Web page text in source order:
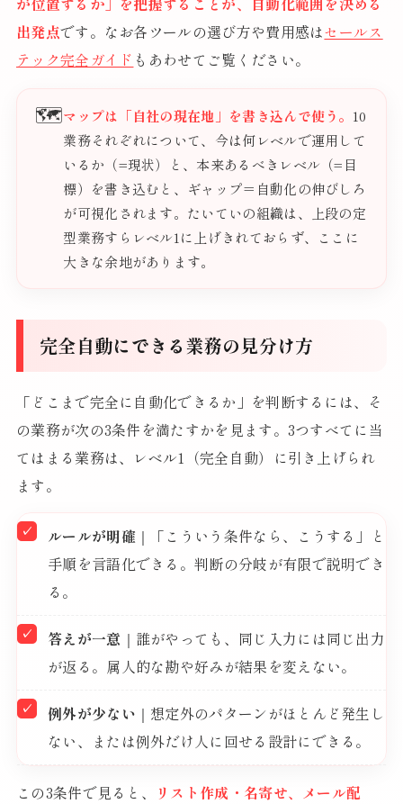
出発点です。なお各ツールの選び方や費用感はセールス
テック完全ガイド もあわせてご覧ください。
🗺️マップは「自社の現在地」を書き込んで使う。 10
業務それぞれについて、今は何レベルで運用して
いるか（=現状）と、本来あるべきレベル（=目
標）を書き込むと、ギャップ＝自動化の伸びしろ
が可視化されます。たいていの組織は、上段の定
型業務すらレベル1に上げきれておらず、ここに
大きな余地があります。
完全自動にできる業務の見分け方
「どこまで完全に自動化できるか」を判断するには、そ
の業務が次の3条件を満たすかを見ます。3つすべてに当
てはまる業務は、レベル1（完全自動）に引き上げられ
ます。
ルールが明確 ｜「こういう条件なら、こうする」と
手順を言語化できる。判断の分岐が有限で説明でき
る。
答えが一意 ｜誰がやっても、同じ入力には同じ出力
が返る。属人的な勘や好みが結果を変えない。
例外が少ない ｜想定外のパターンがほとんど発生し
ない、または例外だけ人に回せる設計にできる。
この3条件で見ると、
リスト作成・名寄せ、メール配